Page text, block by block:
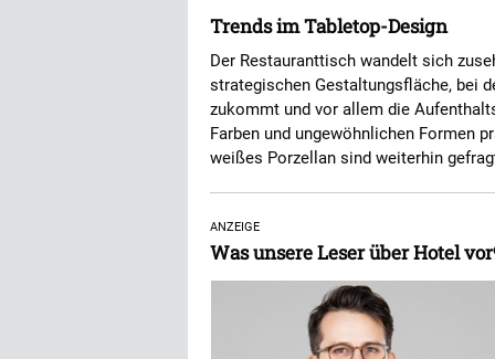
Trends im Tabletop-Design
Der Restauranttisch wandelt sich
strategischen Gestaltungsfläche, bei
zukommt und vor allem die
Farben und ungewöhnlichen Formen
weißes Porzellan sind weiterhin
ANZEIGE
Was unsere Leser über Hotel